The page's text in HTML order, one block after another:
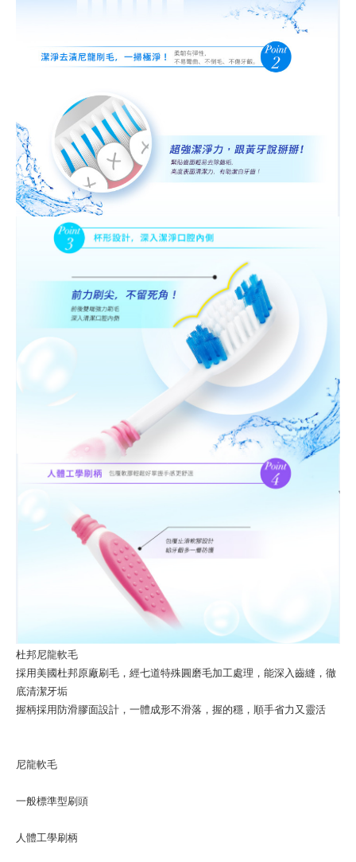
杜邦尼龍軟毛
採用美國杜邦原廠刷毛，經七道特殊圓磨毛加工處理，能深入齒縫，徹
底清潔牙垢
握柄採用防滑膠面設計，一體成形不滑落，握的穩，順手省力又靈活
尼龍軟毛
一般標準型刷頭
人體工學刷柄